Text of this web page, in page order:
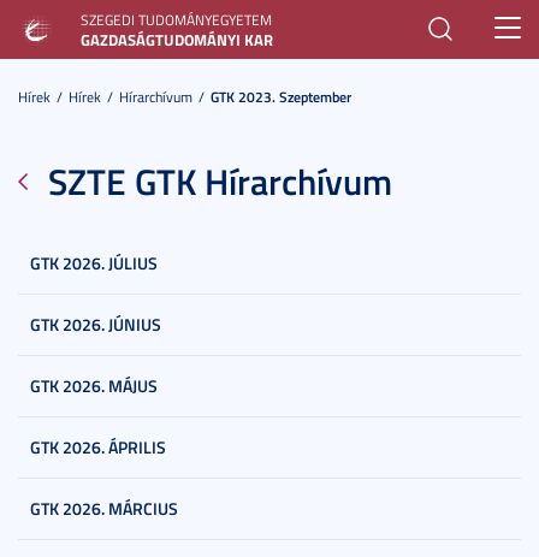
SZEGEDI TUDOMÁNYEGYETEM
GAZDASÁGTUDOMÁNYI KAR
Hírek Hírek Hírarchívum GTK 2023. Szeptember
SZTE GTK Hírarchívum
GTK 2026. JÚLIUS
GTK 2026. JÚNIUS
GTK 2026. MÁJUS
GTK 2026. ÁPRILIS
GTK 2026. MÁRCIUS